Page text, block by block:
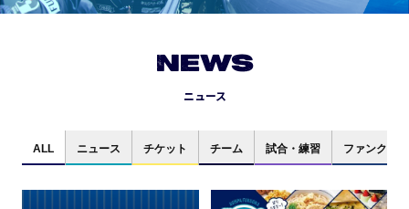
NEWS
ニュース
ALL ニュース チケット チーム 試合・練習 ファンクラブ